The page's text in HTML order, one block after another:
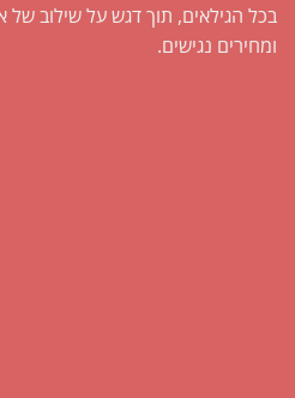
בכל הגילאים, תוך דגש על שילוב של
ומחירים נגישים.